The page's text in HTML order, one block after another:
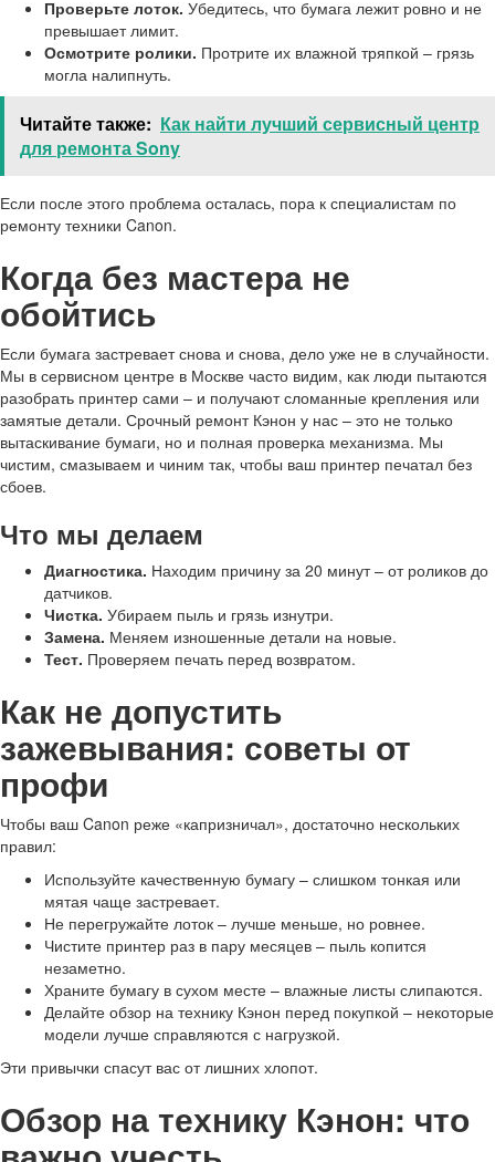
Проверьте лоток. Убедитесь, что бумага лежит ровно и не
превышает лимит.
Осмотрите ролики. Протрите их влажной тряпкой – грязь
могла налипнуть.
Читайте также: Как найти лучший сервисный центр
для ремонта Sony
Если после этого проблема осталась, пора к специалистам по
ремонту техники Canon.
Когда без мастера не
обойтись
Если бумага застревает снова и снова, дело уже не в случайности.
Мы в сервисном центре в Москве часто видим, как люди пытаются
разобрать принтер сами – и получают сломанные крепления или
замятые детали. Срочный ремонт Кэнон у нас – это не только
вытаскивание бумаги, но и полная проверка механизма. Мы
чистим, смазываем и чиним так, чтобы ваш принтер печатал без
сбоев.
Что мы делаем
Диагностика. Находим причину за 20 минут – от роликов до
датчиков.
Чистка. Убираем пыль и грязь изнутри.
Замена. Меняем изношенные детали на новые.
Тест. Проверяем печать перед возвратом.
Как не допустить
зажевывания: советы от
профи
Чтобы ваш Canon реже «капризничал», достаточно нескольких
правил:
Используйте качественную бумагу – слишком тонкая или
мятая чаще застревает.
Не перегружайте лоток – лучше меньше, но ровнее.
Чистите принтер раз в пару месяцев – пыль копится
незаметно.
Храните бумагу в сухом месте – влажные листы слипаются.
Делайте обзор на технику Кэнон перед покупкой – некоторые
модели лучше справляются с нагрузкой.
Эти привычки спасут вас от лишних хлопот.
Обзор на технику Кэнон: что